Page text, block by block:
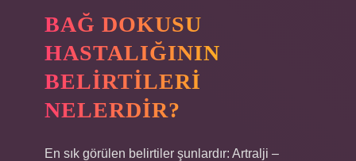
BAĞ DOKUSU
HASTALIĞININ
BELIRTILERI
NELERDIR?
En sık görülen belirtiler şunlardır: Artralji –